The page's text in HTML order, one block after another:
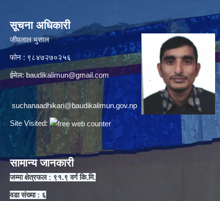
सूचना अधिकारी
जीवलाल भुसाल
फोन : ९८४७२७०२५६
ईमेल: baudikalimun@gmail.com
suchanaadhikari@baudikalimun.gov.np
Site Visited:
सामान्य जानकारी
जम्मा क्षेत्रफल : ९१.९ वर्ग कि.मि.
वडा संख्या : ६